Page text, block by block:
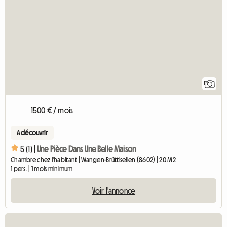
1500 € / mois
A découvrir
5 (1) | Une Pièce Dans Une Belle Maison
Chambre chez l'habitant | Wangen-Brüttisellen (8602) | 20 M2
1 pers. | 1 mois minimum
Voir l'annonce